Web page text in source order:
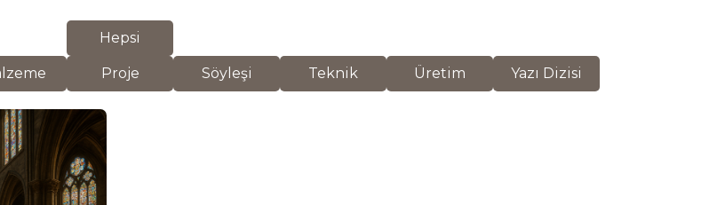
Hepsi
Proje Söyleşi Teknik Üretim Yazı Dizisi